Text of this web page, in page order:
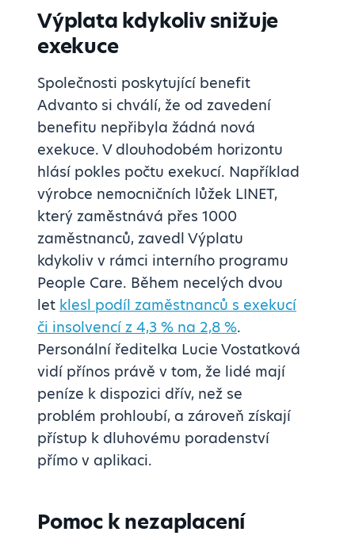
Výplata kdykoliv snižuje
exekuce
Společnosti poskytující benefit
Advanto si chválí, že od zavedení
benefitu nepřibyla žádná nová
exekuce. V dlouhodobém horizontu
hlásí pokles počtu exekucí. Například
výrobce nemocničních lůžek LINET,
který zaměstnává přes 1000
zaměstnanců, zavedl Výplatu
kdykoliv v rámci interního programu
People Care. Během necelých dvou
let klesl podíl zaměstnanců s exekucí
či insolvencí z 4,3 % na 2,8 %.
Personální ředitelka Lucie Vostatková
vidí přínos právě v tom, že lidé mají
peníze k dispozici dřív, než se
problém prohloubí, a zároveň získají
přístup k dluhovému poradenství
přímo v aplikaci.
Pomoc k nezaplacení